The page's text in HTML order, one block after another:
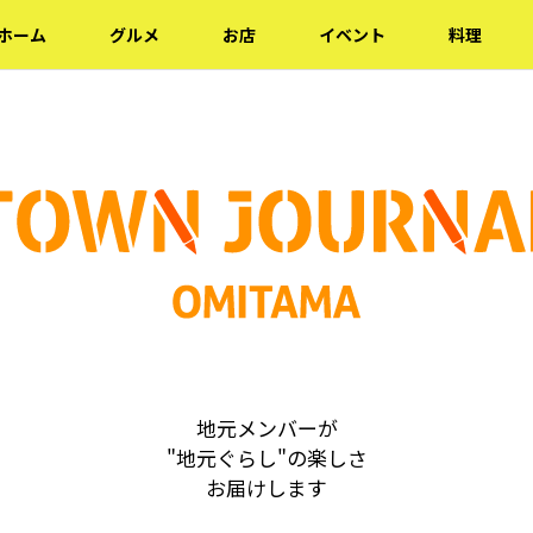
ーム グルメ お店 イベント 料理
地元メンバーが
"地元ぐらし"の楽しさ
お届けします